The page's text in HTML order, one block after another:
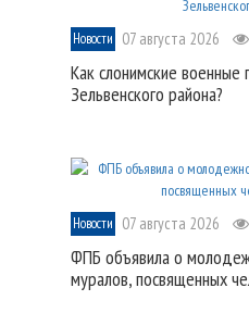
Новости 07 августа 2026
Как слонимские военные
Зельвенского района?
Новости 07 августа 2026
ФПБ объявила о
муралов, посвященных